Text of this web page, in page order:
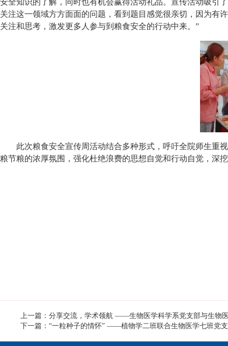
安全知识的了解，同时也有机会赢得活动礼品。宣传活动吸引了
关注这一领域方方面面的问题，看到题目感觉很亲切，因为有
关注和思考，激发更多人参与到粮食安全的行动中来。”
此次粮食安全宣传周活动结合多种形式，呼吁全院师生重
粮节粮的浓厚氛围，强化杜绝浪费的思想自觉和行动自觉，深
上一篇：分享交流，学术领航 ——生物医学科学系党支部与生物
下一篇：“一粒种子的情怀” ——植物学二班联合生物医学七班党